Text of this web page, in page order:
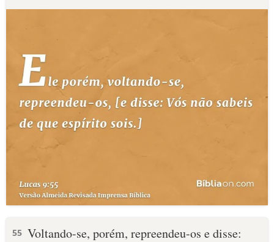
55 Voltando-se, porém, repreendeu-os e disse: